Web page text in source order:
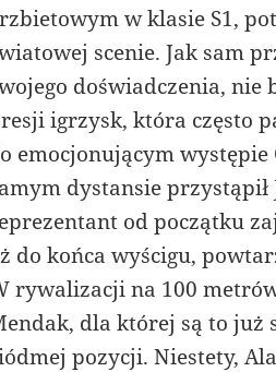
w klasie S1,
scenie. Jak sam
doświadczenia, nie
igrzysk, która często
emocjonującym
dystansie przystąpił
od początku
do końca wyścigu,
rywalizacji na 100
dla której są to już
pozycji. Niestety,